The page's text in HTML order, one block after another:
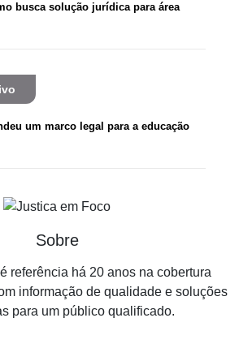
busca solução jurídica para área
um marco legal para a educação
Sobre
referência há 20 anos na cobertura
informação de qualidade e soluções
para um público qualificado.